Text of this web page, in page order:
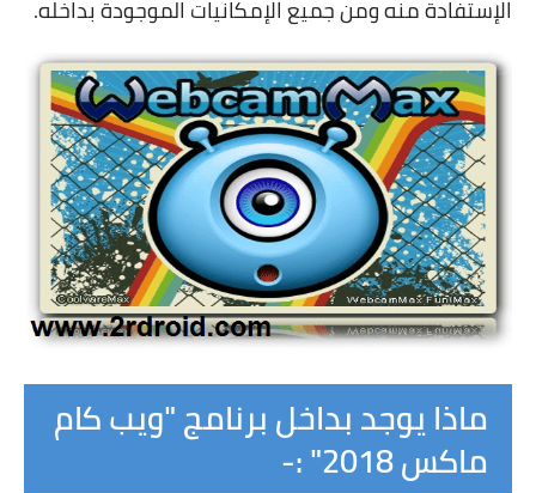
الإستفادة منه ومن جميع الإمكانيات الموجودة بداخله.
ماذا يوجد بداخل برنامج "ويب كام
ماكس 2018" :-